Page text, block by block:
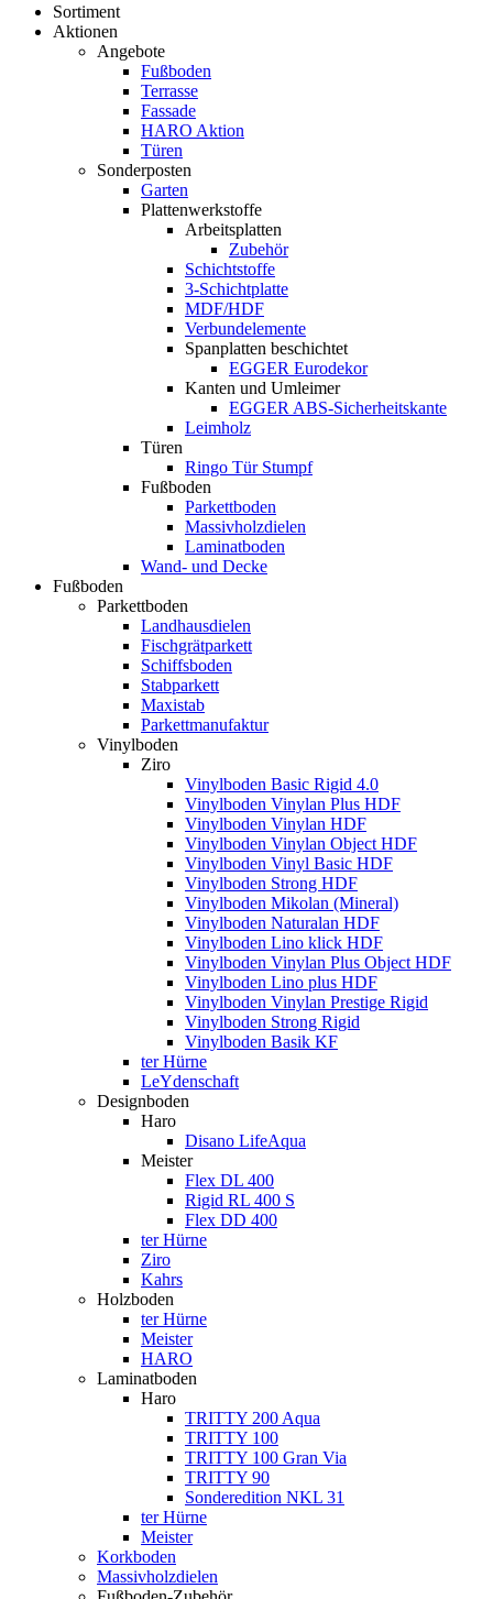
Sortiment
Aktionen
Angebote
Fußboden
Terrasse
Fassade
HARO Aktion
Türen
Sonderposten
Garten
Plattenwerkstoffe
Arbeitsplatten
Zubehör
Schichtstoffe
3-Schichtplatte
MDF/HDF
Verbundelemente
Spanplatten beschichtet
EGGER Eurodekor
Kanten und Umleimer
EGGER ABS-Sicherheitskante
Leimholz
Türen
Ringo Tür Stumpf
Fußboden
Parkettboden
Massivholzdielen
Laminatboden
Wand- und Decke
Fußboden
Parkettboden
Landhausdielen
Fischgrätparkett
Schiffsboden
Stabparkett
Maxistab
Parkettmanufaktur
Vinylboden
Ziro
Vinylboden Basic Rigid 4.0
Vinylboden Vinylan Plus HDF
Vinylboden Vinylan HDF
Vinylboden Vinylan Object HDF
Vinylboden Vinyl Basic HDF
Vinylboden Strong HDF
Vinylboden Mikolan (Mineral)
Vinylboden Naturalan HDF
Vinylboden Lino klick HDF
Vinylboden Vinylan Plus Object HDF
Vinylboden Lino plus HDF
Vinylboden Vinylan Prestige Rigid
Vinylboden Strong Rigid
Vinylboden Basik KF
ter Hürne
LeYdenschaft
Designboden
Haro
Disano LifeAqua
Meister
Flex DL 400
Rigid RL 400 S
Flex DD 400
ter Hürne
Ziro
Kahrs
Holzboden
ter Hürne
Meister
HARO
Laminatboden
Haro
TRITTY 200 Aqua
TRITTY 100
TRITTY 100 Gran Via
TRITTY 90
Sonderedition NKL 31
ter Hürne
Meister
Korkboden
Massivholzdielen